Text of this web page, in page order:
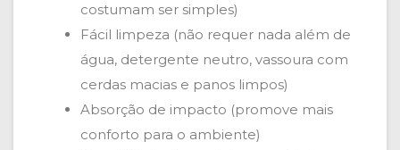
costumam ser simples)
Fácil limpeza (não requer nada além de
água, detergente neutro, vassoura com
cerdas macias e panos limpos)
Absorção de impacto (promove mais
conforto para o ambiente)